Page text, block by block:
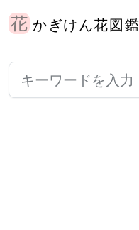
かぎけん花図鑑